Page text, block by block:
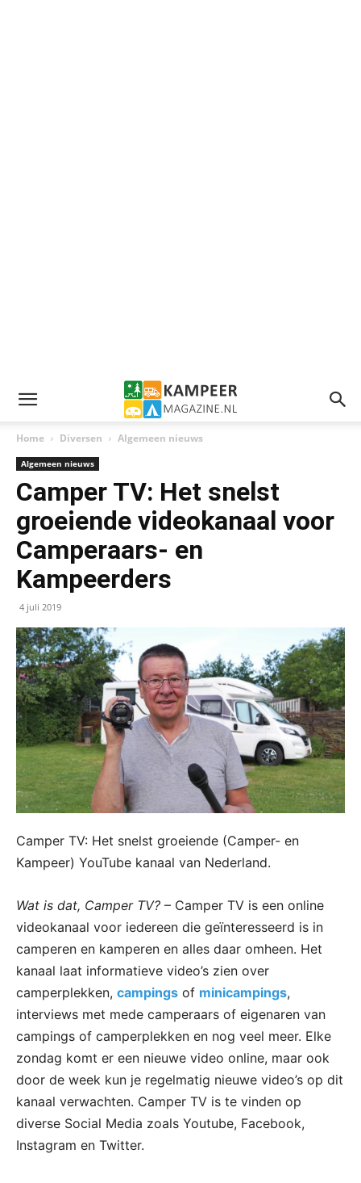
Home Diversen Algemeen nieuws
Algemeen nieuws
Camper TV: Het snelst
groeiende videokanaal voor
Camperaars- en
Kampeerders
4 juli 2019
Camper TV: Het snelst groeiende (Camper- en
Kampeer) YouTube kanaal van Nederland.
Wat is dat, Camper TV? – Camper TV is een online
videokanaal voor iedereen die geïnteresseerd is in
camperen en kamperen en alles daar omheen. Het
kanaal laat informatieve video’s zien over
camperplekken, campings of minicampings,
interviews met mede camperaars of eigenaren van
campings of camperplekken en nog veel meer. Elke
zondag komt er een nieuwe video online, maar ook
door de week kun je regelmatig nieuwe video’s op dit
kanaal verwachten. Camper TV is te vinden op
diverse Social Media zoals Youtube, Facebook,
Instagram en Twitter.